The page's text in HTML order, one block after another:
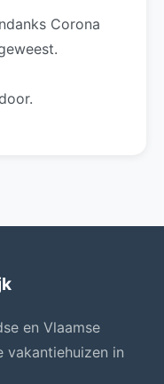
Corona
en Vlaamse
vakantiehuizen in